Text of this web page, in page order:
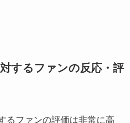
するファンの反応・評
るファンの評価は非常に高